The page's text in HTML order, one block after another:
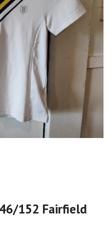
152 Fairfield